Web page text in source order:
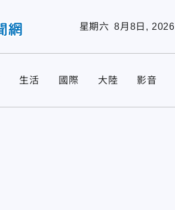
星期六 8月8日, 2026
生活 國際 大陸 影音